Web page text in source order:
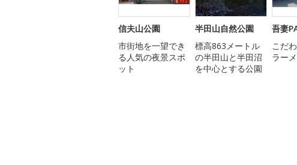
信夫山公園
市街地を一望でき
る人気の夜景スポ
ット
半田山自然公園
標高863メートル
の半田山と半田沼
を中心とする公園
吾妻
こだ
ラー